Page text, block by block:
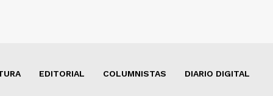
EDITORIAL COLUMNISTAS DIARIO DIGITAL